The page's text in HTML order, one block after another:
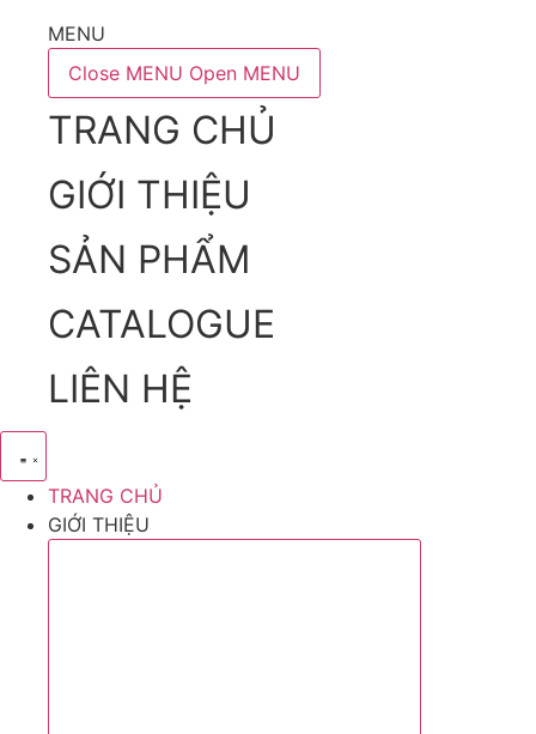
MENU
Close MENU Open MENU
TRANG CHỦ
GIỚI THIỆU
SẢN PHẨM
CATALOGUE
LIÊN HỆ
TRANG CHỦ
GIỚI THIỆU